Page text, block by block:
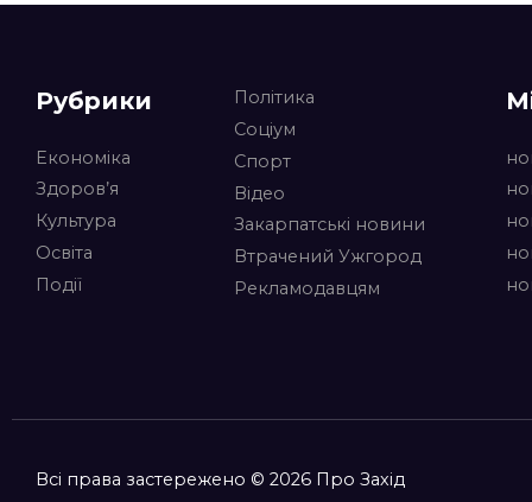
Рубрики
Економіка
Здоров’я
Культура
Освіта
Події
Політика
Соціум
Спорт
Відео
Закарпатські новини
Втрачений Ужгород
Рекламодавцям
Всі права застережено © 2026 Про Захід